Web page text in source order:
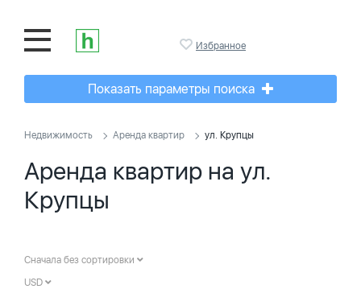
Избранное
Показать параметры поиска
Недвижимость Аренда квартир ул. Крупцы
Аренда квартир на ул.
Крупцы
Сначала без сортировки
USD